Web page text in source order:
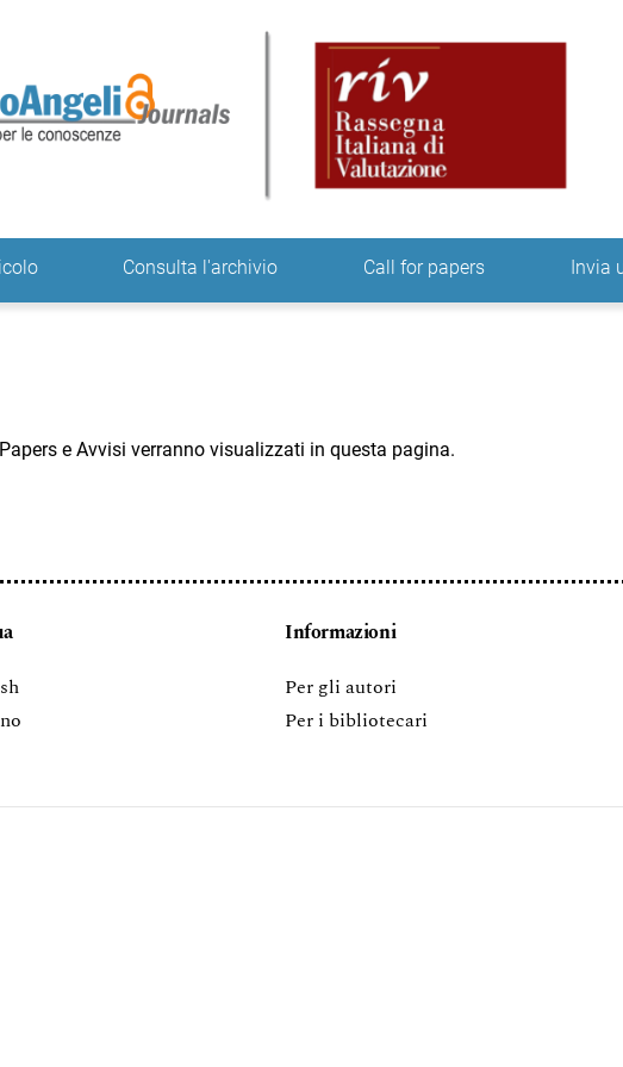
Consulta l'archivio Call for papers Invia
e Avvisi verranno visualizzati in questa pagina.
Informazioni
Per gli autori
Per i bibliotecari